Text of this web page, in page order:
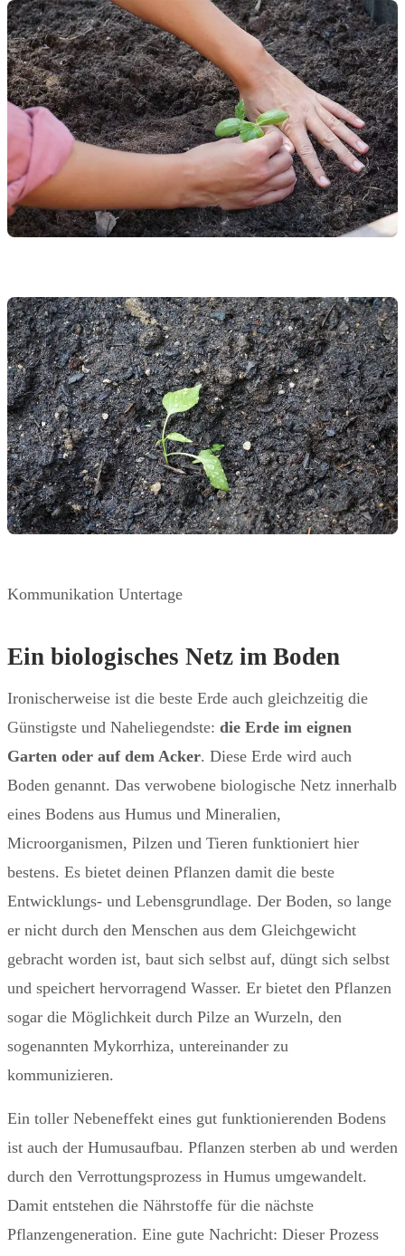
Kommunikation Untertage
Ein biologisches Netz im Boden
Ironischerweise ist die beste Erde auch gleichzeitig die
Günstigste und Naheliegendste: die Erde im eignen
Garten oder auf dem Acker. Diese Erde wird auch
Boden genannt. Das verwobene biologische Netz innerhalb
eines Bodens aus Humus und Mineralien,
Microorganismen, Pilzen und Tieren funktioniert hier
bestens. Es bietet deinen Pflanzen damit die beste
Entwicklungs- und Lebensgrundlage. Der Boden, so lange
er nicht durch den Menschen aus dem Gleichgewicht
gebracht worden ist, baut sich selbst auf, düngt sich selbst
und speichert hervorragend Wasser. Er bietet den Pflanzen
sogar die Möglichkeit durch Pilze an Wurzeln, den
sogenannten Mykorrhiza, untereinander zu
kommunizieren.
Ein toller Nebeneffekt eines gut funktionierenden Bodens
ist auch der Humusaufbau. Pflanzen sterben ab und werden
durch den Verrottungsprozess in Humus umgewandelt.
Damit entstehen die Nährstoffe für die nächste
Pflanzengeneration. Eine gute Nachricht: Dieser Prozess